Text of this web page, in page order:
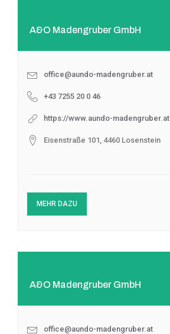
A&O Madengruber GmbH
office@aundo-madengruber.at
+43 7255 20 0 46
https://www.aundo-madengruber.at
Eisenstraße 101, 4460 Losenstein
MEHR DAZU
A&O Madengruber GmbH
office@aundo-madengruber.at